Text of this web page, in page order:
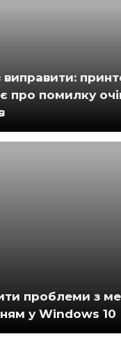
виправити:
про помилку
проблеми з
у Windows 10